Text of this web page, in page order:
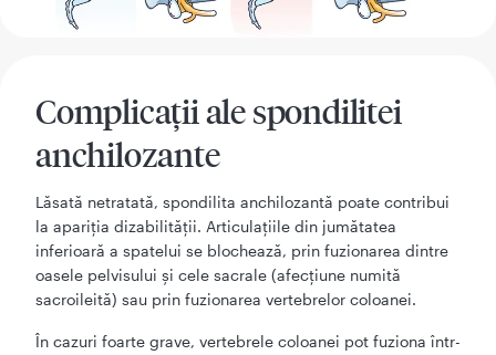
Complicații ale spondilitei
anchilozante
Lăsată netratată, spondilita anchilozantă poate contribui
la apariția dizabilității. Articulațiile din jumătatea
inferioară a spatelui se blochează, prin fuzionarea dintre
oasele pelvisului și cele sacrale (afecțiune numită
sacroileită) sau prin fuzionarea vertebrelor coloanei.
În cazuri foarte grave, vertebrele coloanei pot fuziona într-